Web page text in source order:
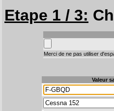
Etape 1 / 3:
Merci de ne pas utiliser
Valeur